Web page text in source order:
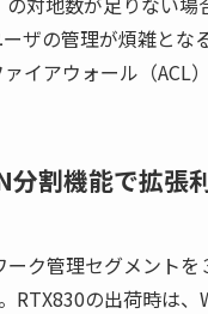
ザの管理が煩雑とな
イアウォール（ACL
分割機能で拡張
ク管理セグメント
RTX830の出荷時は